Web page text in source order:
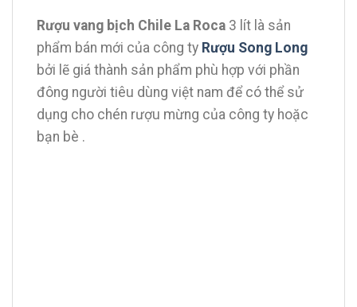
Rượu vang bịch Chile La Roca 3 lít là sản
phẩm bán mới của công ty Rượu Song Long
bởi lẽ giá thành sản phẩm phù hợp với phần
đông người tiêu dùng việt nam để có thể sử
dụng cho chén rượu mừng của công ty hoặc
bạn bè .